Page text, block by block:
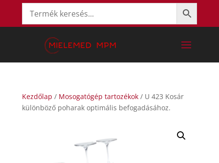
Kezdőlap / Mosogatógép tartozékok/ U 423 Kosár
különböző poharak optimális befogadásához.